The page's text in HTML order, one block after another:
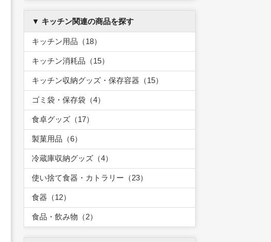
▼ キッチン関連の商品を探す
キッチン用品（18）
キッチン消耗品（15）
キッチン収納グッズ・保存容器（15）
ゴミ袋・保存袋（4）
食卓グッズ（17）
製菓用品（6）
冷蔵庫収納グッズ（4）
使い捨て食器・カトラリー（23）
食器（12）
食品・飲み物（2）